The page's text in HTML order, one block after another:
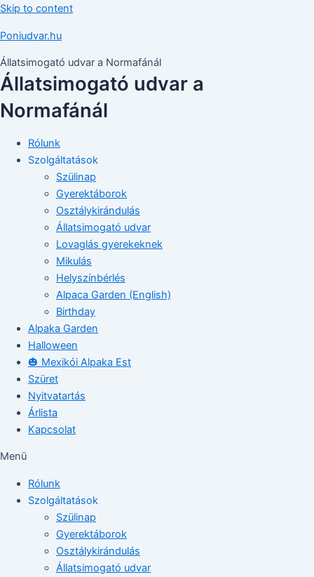
Skip to content
Poniudvar.hu
Állatsimogató udvar a Normafánál
Állatsimogató udvar a
Normafánál
Rólunk
Szolgáltatások
Szülinap
Gyerektáborok
Osztálykirándulás
Állatsimogató udvar
Lovaglás gyerekeknek
Mikulás
Helyszínbérlés
Alpaca Garden (English)
Birthday
Alpaka Garden
Halloween
🎃 Mexikói Alpaka Est
Szüret
Nyitvatartás
Árlista
Kapcsolat
Menü
Rólunk
Szolgáltatások
Szülinap
Gyerektáborok
Osztálykirándulás
Állatsimogató udvar